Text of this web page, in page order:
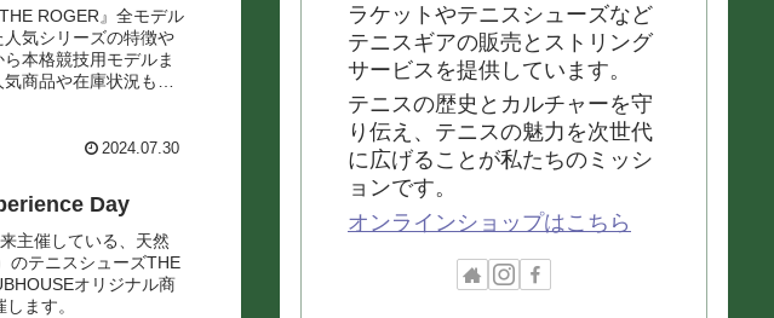
ROGER』全モデル
気シリーズの特徴や
本格競技用モデルま
商品や在庫状況もお
2024.07.30
Day
主催している、天然
のテニスシューズTHE
オリジナル商
ます。
ラケットやテニスシューズなど
テニスギアの販売とストリング
サービスを提供しています。
テニスの歴史とカルチャーを守
り伝え、テニスの魅力を次世代
に広げることが私たちのミッシ
ョンです。
オンラインショップはこちら